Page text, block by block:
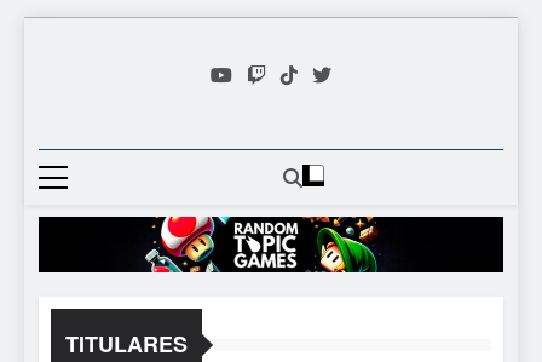
Random
Games
Videojuego Favorito
TITULARES